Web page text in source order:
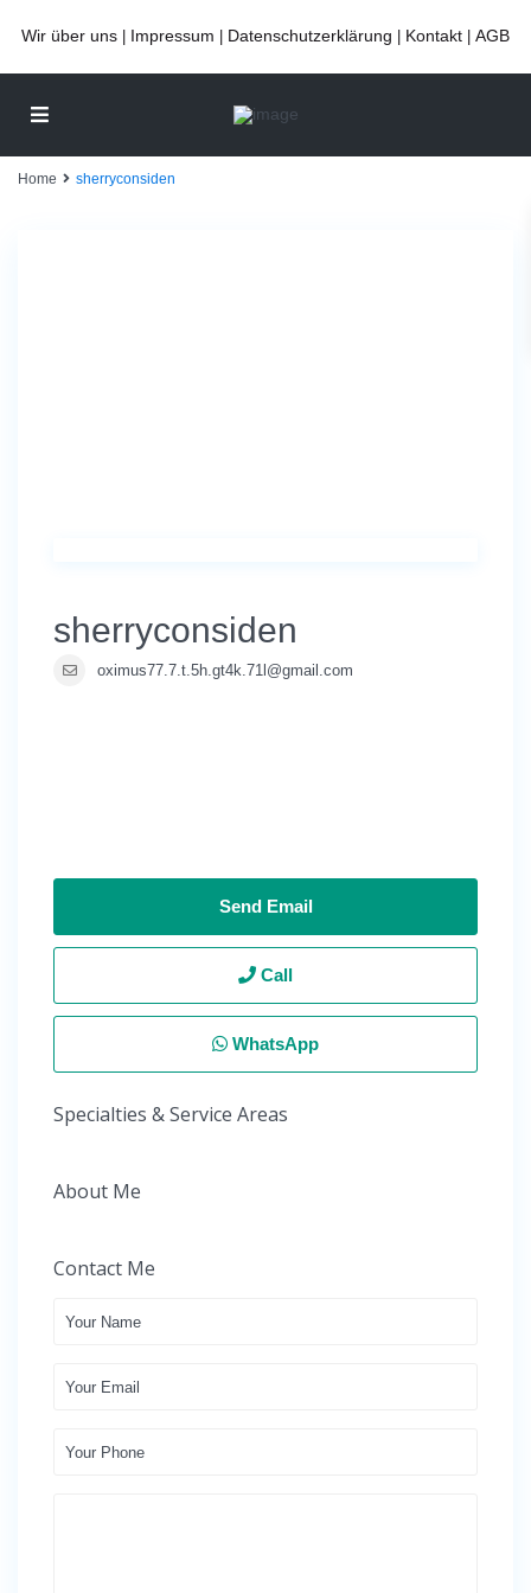
Wir über uns Impressum Datenschutzerklärung Kontakt AGB
Home sherryconsiden
sherryconsiden
oximus77.7.t.5h.gt4k.71l@gmail.com
Send Email
Call
WhatsApp
Specialties & Service Areas
About Me
Contact Me